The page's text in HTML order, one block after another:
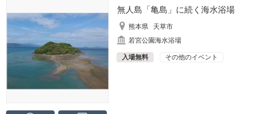
無人島「亀島」に続く海水浴場
熊本県
天草市
若宮公園海水浴場
入場無料 その他のイベント